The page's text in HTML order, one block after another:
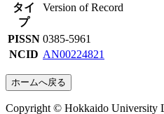
タイ
プ
Version of Record
PISSN 0385-5961
NCID AN00224821
ホームへ戻る
Copyright © Hokkaido University